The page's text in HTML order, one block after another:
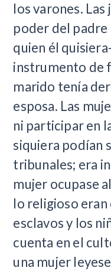
los varones. Las
poder del padre
quien él
instrumento de
marido tenía
esposa. Las
ni participar en
siquiera podían
tribunales; era
mujer ocupase
lo religioso eran
esclavos y los
cuenta en el
una mujer